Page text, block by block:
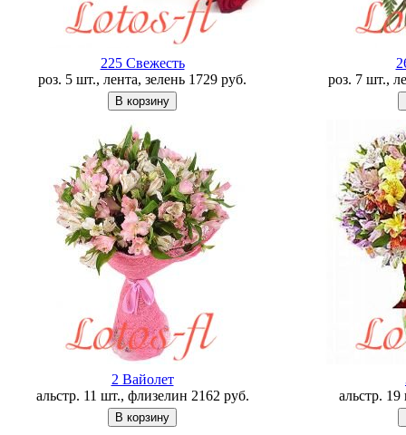
225 Свежесть
роз. 5 шт., лента, зелень 1729 руб.
роз. 7 шт.,
2 Вайолет
альстр. 11 шт., флизелин 2162 руб.
альстр.